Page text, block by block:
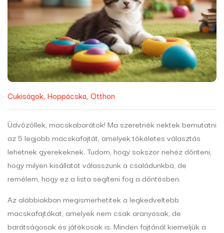
Cukiságok Hoppácska Otthon
Üdvözöllek, macskabarátok! Ma szeretnék nektek bemutatni
az 5 legjobb macskafajtát, amelyek tökéletes választás
lehetnek gyerekeknek. Tudom, hogy sokszor nehéz dönteni,
hogy milyen kisállatot válasszunk a családunkba, de
remélem, hogy ez a lista segíteni fog a döntésben.
Az alábbiakban megismerhetitek a legkedveltebb
macskafajtákat, amelyek nem csak aranyosak, de
barátságosak és játékosak is. Minden fajtánál kiemeljük a